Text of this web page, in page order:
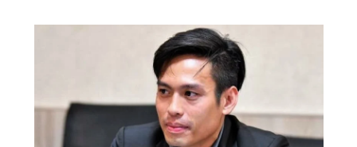
ส่งศาลฎีกาสอย 138 สว.โดนร้องเอาผิดติดคุก!